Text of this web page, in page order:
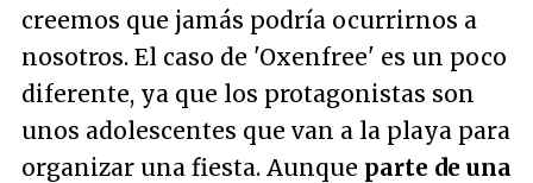
creemos que jamás podría ocurrirnos a
nosotros. El caso de 'Oxenfree' es un poco
diferente, ya que los protagonistas son
unos adolescentes que van a la playa para
organizar una fiesta. Aunque parte de una